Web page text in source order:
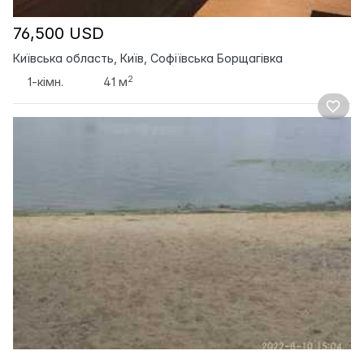
76,500 USD
Київська область, Київ, Софіївська Борщагівка
1-кімн.
41 м2